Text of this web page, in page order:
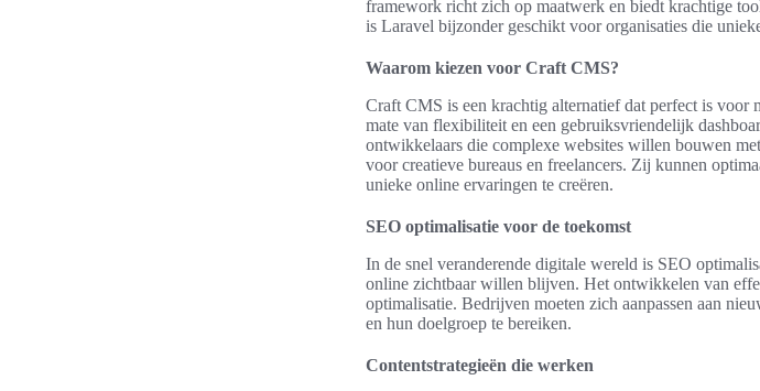
framework richt zich op maatwerk en biedt krachtige
is Laravel bijzonder geschikt voor organisaties die
Waarom kiezen voor Craft CMS?
Craft CMS is een krachtig alternatief dat perfect is
mate van flexibiliteit en een gebruiksvriendelijk
ontwikkelaars die complexe websites willen bouwen
voor creatieve bureaus en freelancers. Zij kunnen
unieke online ervaringen te creëren.
SEO optimalisatie voor de toekomst
In de snel veranderende digitale wereld is SEO
online zichtbaar willen blijven. Het ontwikkelen van
optimalisatie. Bedrijven moeten zich aanpassen aan
en hun doelgroep te bereiken.
Contentstrategieën die werken